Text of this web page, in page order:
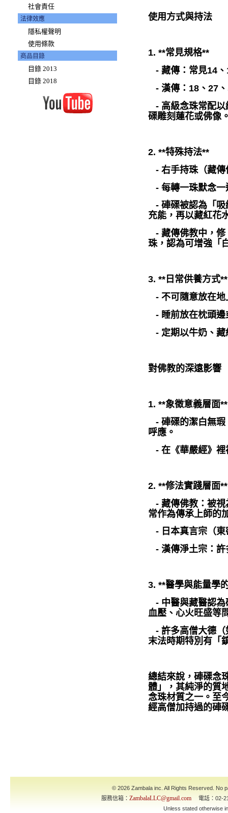
社會責任
法律效應
隱私權聲明
使用條款
商品目錄
目錄 2013
目錄 2018
使用方式與持法
1. **常見規格**
- 藏傳：常見14、
- 漢傳：18、27
- 高級念珠常配以
磲雕刻蓮花或佛像
2. **特殊持法**
- 右手持珠（藏傳
- 每轉一珠默念一
- 硨磲被認為「吸
充能，再以藏紅花
- 藏傳佛教中，修
珠，認為可增強「
3. **日常供養方式**
- 不可隨意放在地
- 睡前放在枕頭邊
- 定期以牛奶、藏
對佛教的深遠影響
1. **象徵意義層面**
- 硨磲的潔白無瑕
呼應。
- 在《華嚴經》裡
2. **修法實踐層面**
- 藏傳佛教：被視
常作為傳承上師的
- 日本真言宗（東
- 漢傳淨土宗：許
3. **醫學與能量學
- 中醫與藏醫認為
血壓、心火旺盛等
- 許多高僧大德（
末法時期特別有「
總結來說，硨磲念
體」，其純淨的質
念珠材質之一。至
經高僧加持過的硨
© 2026 Zambala inc. All Rights Reserved. No
服務信箱： ZambalaLLC@gmail.com 電話：02-
Unless stated